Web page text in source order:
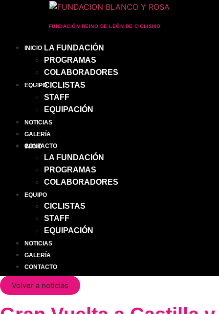
FUNDACIÓN REINO DE LEÓN DE CICLISMO
INICIO LA FUNDACIÓN
PROGRAMAS
COLABORADORES
EQUIPOCICLISTAS
STAFF
EQUIPACIÓN
NOTICIAS
GALERÍA
CONTACTO
INICIO
LA FUNDACIÓN
PROGRAMAS
COLABORADORES
EQUIPO
CICLISTAS
STAFF
EQUIPACIÓN
NOTICIAS
GALERÍA
CONTACTO
Volver a noticias